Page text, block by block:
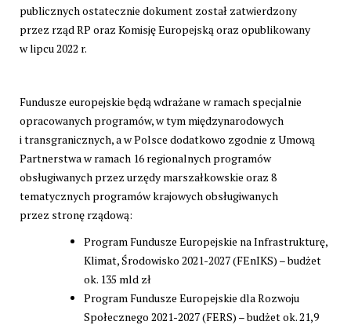
publicznych ostatecznie dokument został zatwierdzony
przez rząd RP oraz Komisję Europejską oraz opublikowany
w lipcu 2022 r.
Fundusze europejskie będą wdrażane w ramach specjalnie
opracowanych programów, w tym międzynarodowych
i transgranicznych, a w Polsce dodatkowo zgodnie z Umową
Partnerstwa w ramach 16 regionalnych programów
obsługiwanych przez urzędy marszałkowskie oraz 8
tematycznych programów krajowych obsługiwanych
przez stronę rządową:
Program Fundusze Europejskie na Infrastrukturę,
Klimat, Środowisko 2021-2027 (FEnIKS) – budżet
ok. 135 mld zł
Program Fundusze Europejskie dla Rozwoju
Społecznego 2021-2027 (FERS) – budżet ok. 21,9